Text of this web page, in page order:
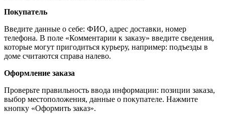
Покупатель
Введите данные о себе: ФИО, адрес доставки, номер
телефона. В поле «Комментарии к заказу» введите сведения,
которые могут пригодиться курьеру, например: подъезды в
доме считаются справа налево.
Оформление заказа
Проверьте правильность ввода информации: позиции заказа,
выбор местоположения, данные о покупателе. Нажмите
кнопку «Оформить заказ».